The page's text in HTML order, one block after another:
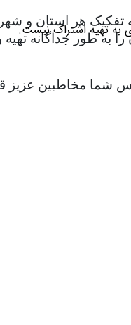
هر استان و
طور جداگانه تهیه
شما مخاطبین
به تهیه اشتراک نیست.